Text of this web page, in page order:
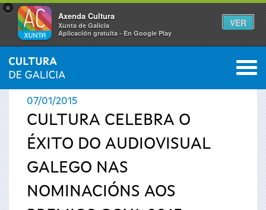
×
Axenda Cultura
Xunta de Galicia
Aplicación gratuíta - En Google Play
VER
Vostede
está
aquí
INICIO › ACTUALIDADE 0
07/01/2015
CULTURA CELEBRA O
ÉXITO DO AUDIOVISUAL
GALEGO NAS
NOMINACIÓNS AOS